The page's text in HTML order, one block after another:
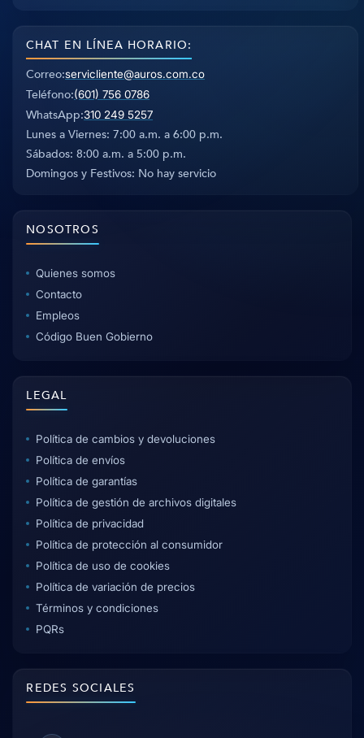
CHAT EN LÍNEA HORARIO:
Correo servicliente@auros.com.co
Teléfono (601) 756 0786
WhatsApp 310 249 5257
Lunes a Viernes: 7:00 a.m. a 6:00 p.m.
Sábados: 8:00 a.m. a 5:00 p.m.
Domingos y Festivos: No hay servicio
NOSOTROS
Quienes somos
Contacto
Empleos
Código Buen Gobierno
LEGAL
Política de cambios y devoluciones
Política de envíos
Política de garantías
Política de gestión de archivos digitales
Política de privacidad
Política de protección al consumidor
Política de uso de cookies
Política de variación de precios
Términos y condiciones
PQRs
REDES SOCIALES